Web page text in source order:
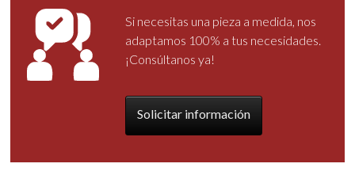
Si necesitas una pieza a medida, nos
adaptamos 100% a tus necesidades.
¡Consúltanos ya!
Solicitar información